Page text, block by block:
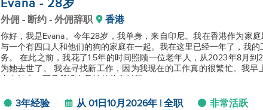
Evana - 28岁
外佣 - 断约 - 外佣辞职 香港
你好，我是Evana。今年28岁，我单身，来自印尼。我在香港作为家
与一个有四口人和他们的狗的家庭在一起。我在这里已经一年了，我
务。 在此之前，我花了1.5年的时间照顾一位老年人，从2023年8月到
为她去世了。 我在寻找新工作，因为我现在的工作真的很繁忙。我早
3年经验 从 01日10月2026年 | 全职 非常活跃